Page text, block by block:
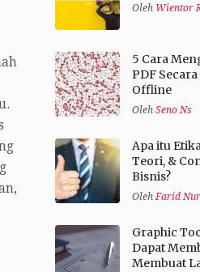
Oleh Wientor
5 Cara
PDF
Offline
Oleh Seno Ns
Apa itu
Teori, &
Bisnis?
OlehFarid
Graphic
Dapat
Membuat